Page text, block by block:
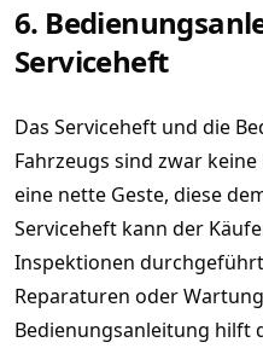
6.
Serviceheft
Das Serviceheft und die
Fahrzeugs sind zwar
eine nette Geste, diese
Serviceheft kann der
Inspektionen
Reparaturen oder
Bedienungsanleitung hilft